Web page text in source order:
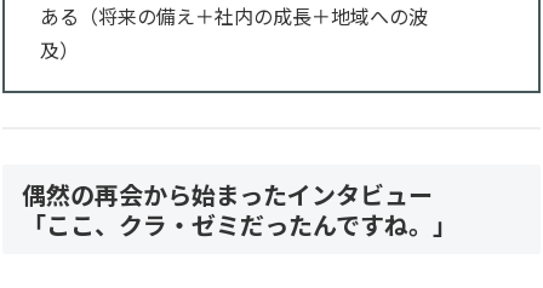
ある（将来の備え＋社内の成長＋地域への波
及）
偶然の再会から始まったインタビュー
「ここ、クラ・ゼミだったんですね。」